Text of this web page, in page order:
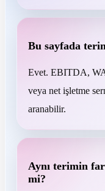
Bu sayfada
Evet. EBITDA,
veya net işletme
aranabilir.
Aynı terimin
mi?